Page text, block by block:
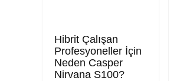
Hibrit Çalışan
Profesyoneller İçin
Neden Casper
Nirvana S100?